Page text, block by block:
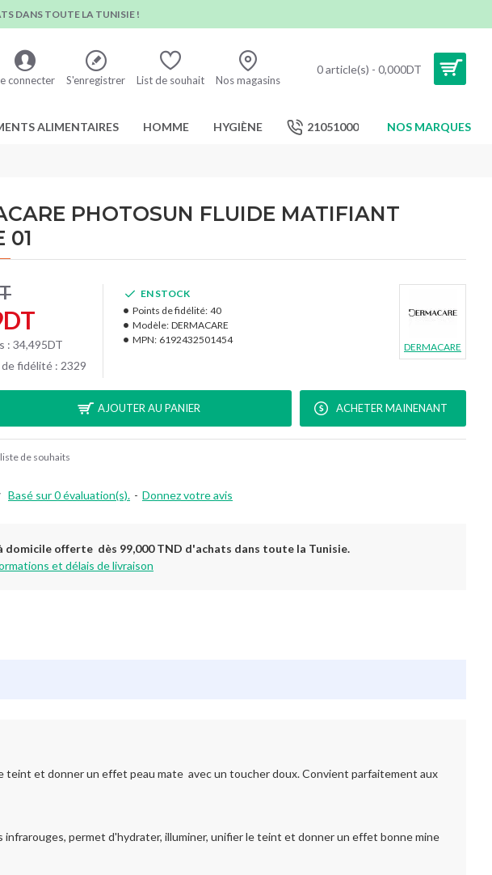
DANS TOUTE LA TUNISIE !
connecter S'enregistrer List de souhait Nos magasins
0 article(s) - 0,000DT
ALIMENTAIRES HOMME HYGIÈNE 21051000 NOS MARQUES
PHOTOSUN FLUIDE MATIFIANT
01
Basé sur 0 évaluation(s). - Donnez votre avis
: 34,495DT
fidélité : 2329
EN STOCK
Points de fidélité: 40
Modèle: DERMACARE
MPN: 6192432501454
DERMACARE
AJOUTER AU PANIER ACHETER MAINENANT
de souhaits
domicile offerte dès 99,000 TND d'achats dans toute la Tunisie.
et délais de livraison
et donner un effet peau mate avec un toucher doux. Convient parfaitement aux
permet d'hydrater, illuminer, unifier le teint et donner un effet bonne mine